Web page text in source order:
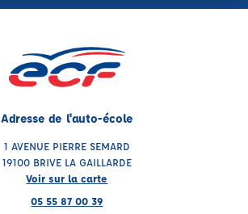
Adresse de l'auto-école
1 AVENUE PIERRE SEMARD
19100 BRIVE LA GAILLARDE
Voir sur la carte
05 55 87 00 39